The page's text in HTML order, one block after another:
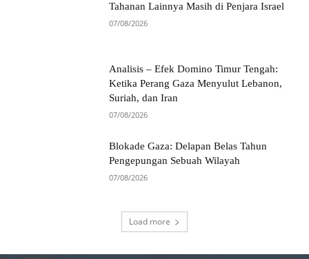
Tahanan Lainnya Masih di Penjara Israel
07/08/2026
Analisis – Efek Domino Timur Tengah:
Ketika Perang Gaza Menyulut Lebanon,
Suriah, dan Iran
07/08/2026
Blokade Gaza: Delapan Belas Tahun
Pengepungan Sebuah Wilayah
07/08/2026
Load more